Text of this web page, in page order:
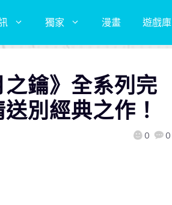
獨家 漫畫 遊戲庫
鑰》全系列完
別經典之作！
0 0